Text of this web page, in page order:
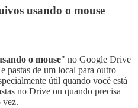
usando o mouse
o mouse" no Google Drive
pastas de um local para outro
útil quando você está
no Drive ou quando precisa
vez.